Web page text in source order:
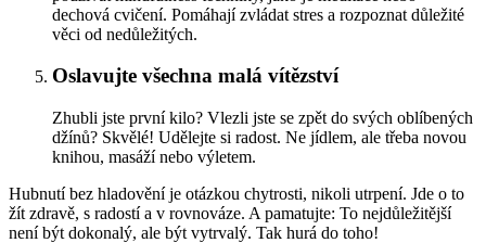
dechová cvičení. Pomáhají zvládat stres a rozpoznat důležité
věci od nedůležitých.
Oslavujte všechna malá vítězství
Zhubli jste první kilo? Vlezli jste se zpět do svých oblíbených
džínů? Skvělé! Udělejte si radost. Ne jídlem, ale třeba novou
knihou, masáží nebo výletem.
Hubnutí bez hladovění je otázkou chytrosti, nikoli utrpení. Jde o to
žít zdravě, s radostí a v rovnováze. A pamatujte: To nejdůležitější
není být dokonalý, ale být vytrvalý. Tak hurá do toho!